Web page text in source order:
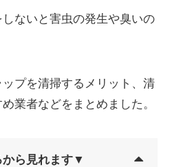
ないと害虫の発生や臭いの
プを清掃するメリット、清
業者などをまとめました。
から見れます▼